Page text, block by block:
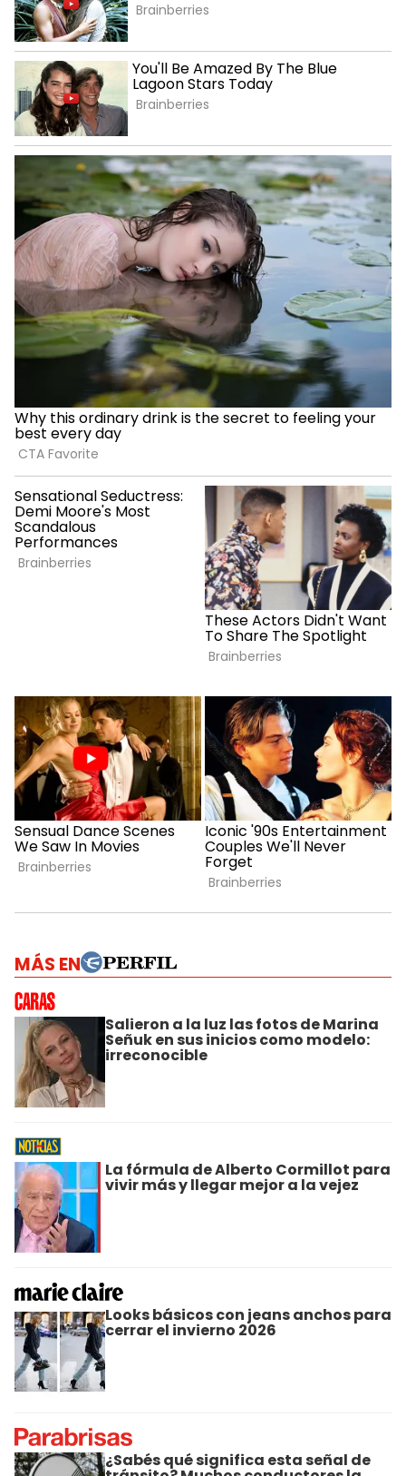
MÁS EN
Salieron a la luz las fotos de Marina
Señuk en sus inicios como modelo:
irreconocible
La fórmula de Alberto Cormillot para
vivir más y llegar mejor a la vejez
Looks básicos con jeans anchos para
cerrar el invierno 2026
¿Sabés qué significa esta señal de